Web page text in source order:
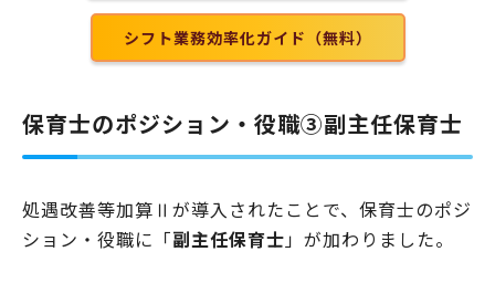
シフト業務効率化ガイド（無料）
保育士のポジション・役職③副主任保育士
処遇改善等加算Ⅱが導入されたことで、保育士のポジ
ション・役職に「副主任保育士」が加わりました。